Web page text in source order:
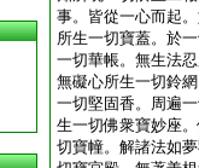
事。皆從一心而起
所生一切寶蓋。於
一切華帳。無生法
無礙心所生一切鈴
一切堅固香。周遍
生一切佛衆寶妙座
切寶幢。解諸法如